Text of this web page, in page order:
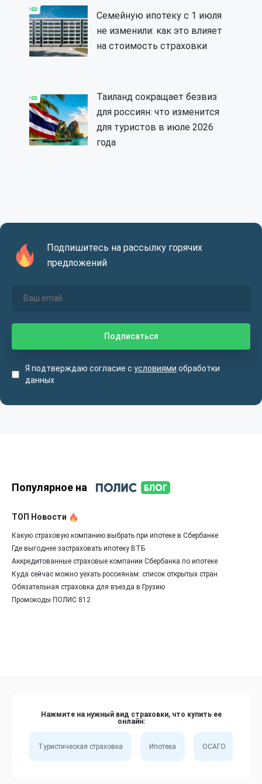
Семейную ипотеку с 1 июля
не изменили: как это влияет
на стоимость страховки
Таиланд сокращает безвиз
для россиян: что изменится
для туристов в июле 2026
года
Подпишитесь на рассылку горячих
предложений
Я подтверждаю согласие с условиями обработки
данных
Популярное на
ТОП Новости
Какую страховую компанию выбрать при ипотеке в Сбербанке
Где выгоднее застраховать ипотеку ВТБ
Аккредитованные страховые компании Сбербанка по ипотеке
Куда сейчас можно уехать россиянам: список открытых стран
Обязательная страховка для въезда в Грузию
Промокоды ПОЛИС 812
Нажмите на нужный вид страховки, что купить ее
онлайн:
Туристическая страховка Ипотека ОСАГО